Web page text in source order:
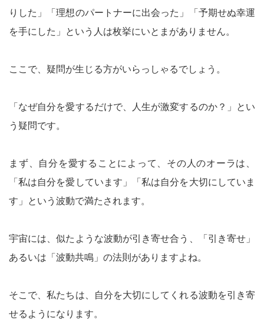
りした」「理想のパートナーに出会った」「予期せぬ幸運
を手にした」という人は枚挙にいとまがありません。
ここで、疑問が生じる方がいらっしゃるでしょう。
「なぜ自分を愛するだけで、人生が激変するのか？」とい
う疑問です。
まず、自分を愛することによって、その人のオーラは、
「私は自分を愛しています」「私は自分を大切にしていま
す」という波動で満たされます。
宇宙には、似たような波動が引き寄せ合う、「引き寄せ」
あるいは「波動共鳴」の法則がありますよね。
そこで、私たちは、自分を大切にしてくれる波動を引き寄
せるようになります。